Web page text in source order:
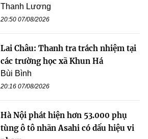
Thanh Lương
20:50 07/08/2026
Lai Châu: Thanh tra trách nhiệm tại
các trường học xã Khun Há
Bùi Bình
20:16 07/08/2026
Hà Nội phát hiện hơn 53.000 phụ
tùng ô tô nhãn Asahi có dấu hiệu vi